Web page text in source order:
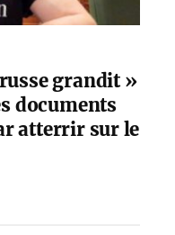
grandit »
documents
atterrir sur le